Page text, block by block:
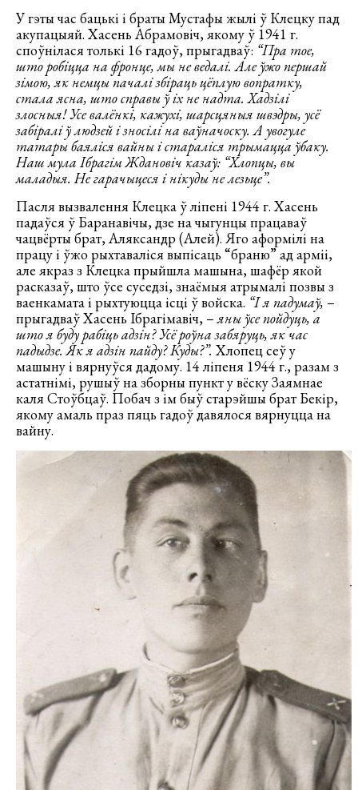
У гэты час бацькі і браты Мустафы жылі ў Клецку пад
акупацыяй. Хасень Абрамовіч, якому ў 1941 г.
споўнілася толькі 16 гадоў, прыгадваў: “Пра тое,
што робіцца на фронце, мы не ведалі. Але ўжо першай
зімою, як немцы пачалі збіраць цёплую вопратку,
стала ясна, што справы ў іх не надта. Хадзілі
злосныя! Усе валёнкі, кажухі, шарсцяныя швэдры, усё
забіралі ў людзей і зносілі на ваўначоску. А увогуле
татары баяліся вайны і стараліся трымацца ўбаку.
Наш мула Ібрагім Ждановіч казаў: “Хлопцы, вы
маладыя. Не гарачыцеся і нікуды не лезьце”.
Пасля вызвалення Клецка ў ліпені 1944 г. Хасень
падаўся ў Баранавічы, дзе на чыгунцы працаваў
чацвёрты брат, Аляксандр (Алей). Яго аформілі на
працу і ўжо рыхтаваліся выпісаць “браню” ад арміі,
але якраз з Клецка прыйшла машына, шафёр якой
расказаў, што ўсе суседзі, знаёмыя атрымалі позвы з
ваенкамата і рыхтуюцца ісці ў войска. “І я падумаў, –
прыгадваў Хасень Ібрагімавіч, –яны ўсе пойдуць, а
што я буду рабіць адзін? Усё роўна забяруць, як час
падыдзе. Як я адзін пайду? Куды?”.Хлопец сеў у
машыну і вярнуўся дадому. 14 ліпеня 1944 г., разам з
астатнімі, рушыў на зборны пункт у вёску Заямнае
каля Стоўбцаў. Побач з ім быў старэйшы брат Бекір,
якому амаль праз пяць гадоў давялося вярнуцца на
вайну.